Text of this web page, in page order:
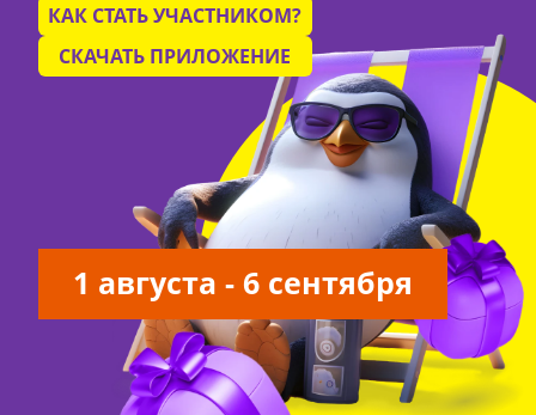
1 августа - 6 сентября
КАК СТАТЬ УЧАСТНИКОМ?
СКАЧАТЬ ПРИЛОЖЕНИЕ